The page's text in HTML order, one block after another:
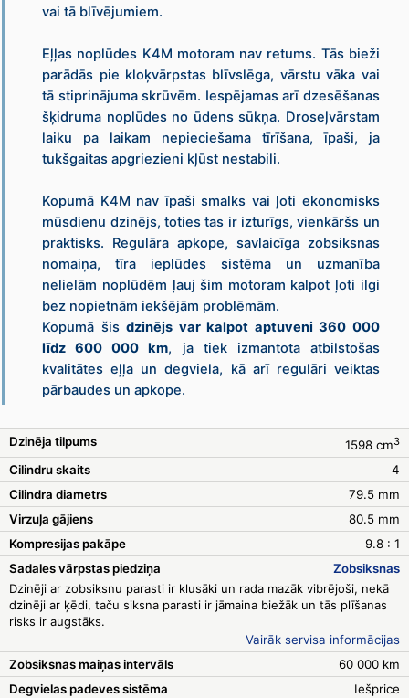
vai tā blīvējumiem.
Eļļas noplūdes K4M motoram nav retums. Tās bieži
parādās pie kloķvārpstas blīvslēga, vārstu vāka vai
tā stiprinājuma skrūvēm. Iespējamas arī dzesēšanas
šķidruma noplūdes no ūdens sūkņa. Droseļvārstam
laiku pa laikam nepieciešama tīrīšana, īpaši, ja
tukšgaitas apgriezieni kļūst nestabili.
Kopumā K4M nav īpaši smalks vai ļoti ekonomisks
mūsdienu dzinējs, toties tas ir izturīgs, vienkāršs un
praktisks. Regulāra apkope, savlaicīga zobsiksnas
nomaiņa, tīra ieplūdes sistēma un uzmanība
nelielām noplūdēm ļauj šim motoram kalpot ļoti ilgi
bez nopietnām iekšējām problēmām.
Kopumā šisdzinējs var kalpot aptuveni 360 000
līdz 600 000 km, ja tiek izmantota atbilstošas
kvalitātes eļļa un degviela, kā arī regulāri veiktas
pārbaudes un apkope.
Dzinēja tilpums 1598 cm3
Cilindru skaits
4
Cilindra diametrs
79.5 mm
Virzuļa gājiens
80.5 mm
Kompresijas pakāpe
9.8 : 1
Sadales vārpstas piedziņa
Zobsiksnas
Dzinēji ar zobsiksnu parasti ir klusāki un rada mazāk vibrējoši, nekā
dzinēji ar ķēdi, taču siksna parasti ir jāmaina biežāk un tās plīšanas
risks ir augstāks.
Vairāk servisa informācijas
Zobsiksnas maiņas intervāls
60 000 km
Degvielas padeves sistēma
Iešprice